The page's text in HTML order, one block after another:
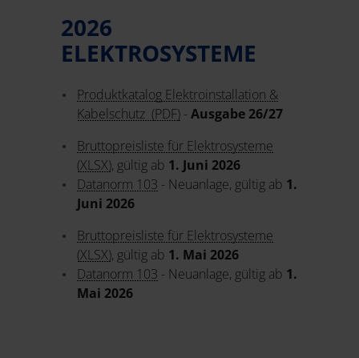
2026
ELEKTROSYSTEME
Produktkatalog Elektroinstallation &
Kabelschutz (PDF) - Ausgabe 26/27
Bruttopreisliste für Elektrosysteme
(XLSX), gültig ab 1. Juni 2026
Datanorm 103 - Neuanlage, gültig ab 1.
Juni 2026
Bruttopreisliste für Elektrosysteme
(XLSX), gültig ab 1. Mai 2026
Datanorm 103 - Neuanlage, gültig ab 1.
Mai 2026